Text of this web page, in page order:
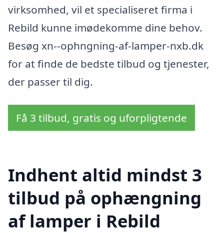
virksomhed, vil et specialiseret firma i
Rebild kunne imødekomme dine behov.
Besøg xn--ophngning-af-lamper-nxb.dk
for at finde de bedste tilbud og tjenester,
der passer til dig.
Få 3 tilbud, gratis og uforpligtende
Indhent altid mindst 3
tilbud på ophængning
af lamper i Rebild